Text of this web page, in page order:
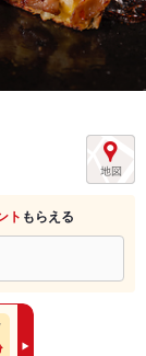
ト もらえる